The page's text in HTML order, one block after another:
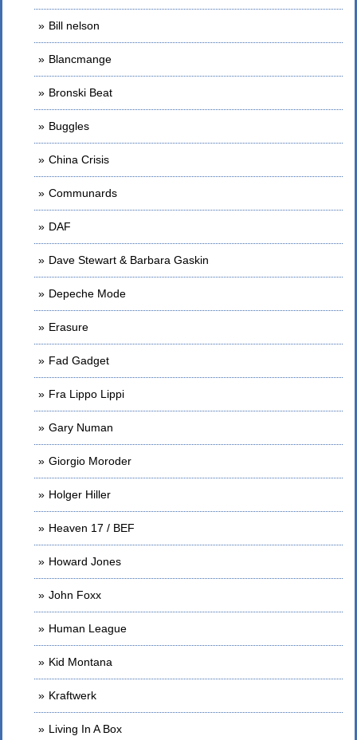
Bill nelson
Blancmange
Bronski Beat
Buggles
China Crisis
Communards
DAF
Dave Stewart & Barbara Gaskin
Depeche Mode
Erasure
Fad Gadget
Fra Lippo Lippi
Gary Numan
Giorgio Moroder
Holger Hiller
Heaven 17 / BEF
Howard Jones
John Foxx
Human League
Kid Montana
Kraftwerk
Living In A Box